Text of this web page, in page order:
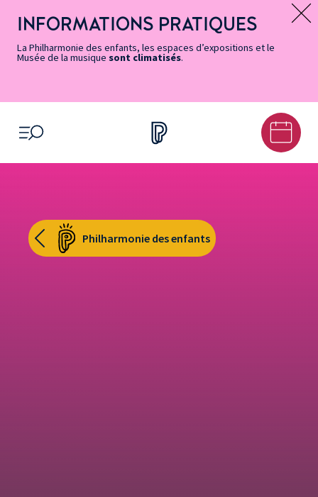
page
Accessibilité
accès
rapides
principal
contenu
principal
page
Message d’information
INFORMATIONS PRATIQUES
La Philharmonie des enfants, les espaces d’expositions et le
Musée de la musique sont climatisés.
OUVRIR LE MENU
Philharmonie des enfants